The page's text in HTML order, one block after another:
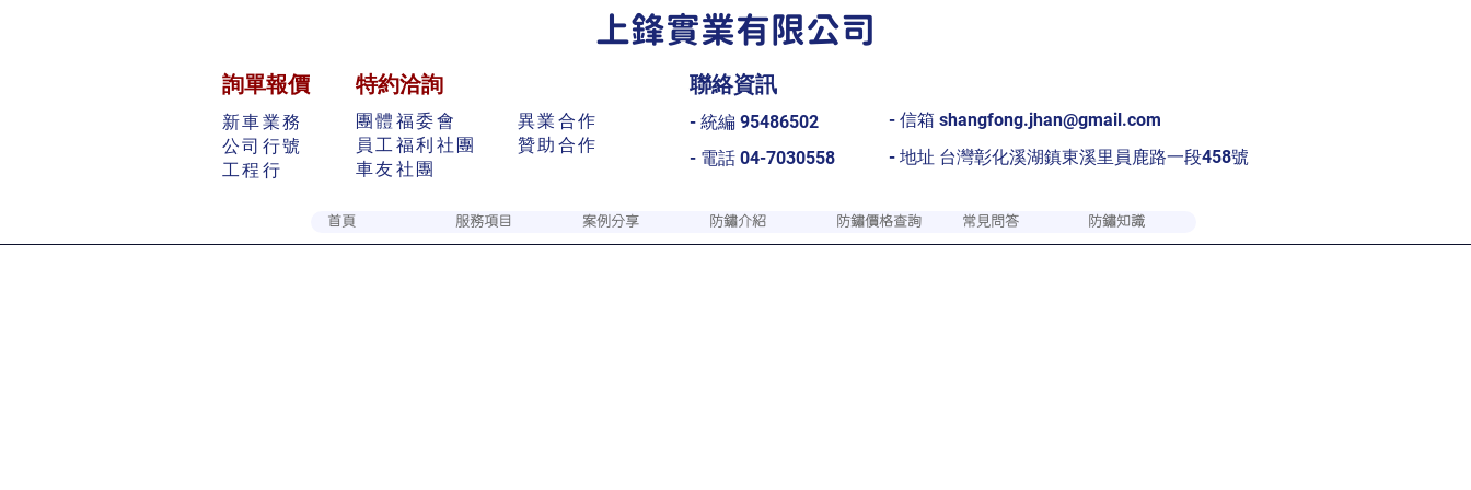
上鋒實業有限公司
詢單報價
新車業務
公司行號
工程行
特約洽詢 ​聯絡資訊
團體福委會
員工福利社團
​車友社團
異業合作
贊助合作​
- 統編 95486502
- 信箱 shangfong.jhan@gmail.com
- 電話 04-7030558
- 地址 台灣彰化溪湖鎮東溪里員鹿路一段458號
首頁 服務項目 案例分享 防鏽介紹 防鏽價格查詢 常見問答 防鏽知識